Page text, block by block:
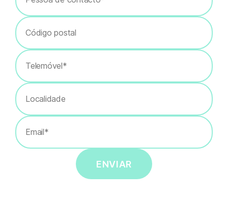
ENVIAR